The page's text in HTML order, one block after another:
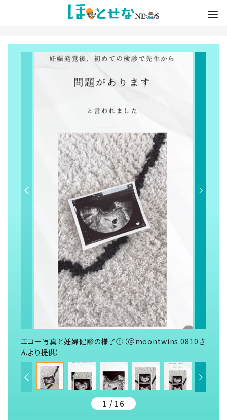
エコー写真と妊婦健診の様子①（＠moontwins.0810さ
んより提供）
1 / 16